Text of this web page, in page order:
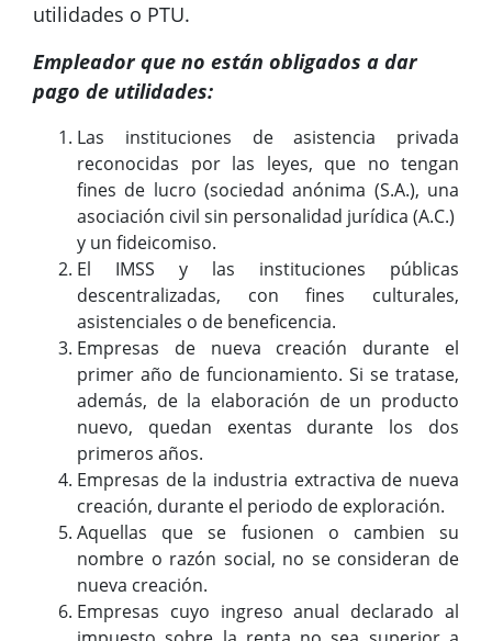
utilidades o PTU.
Empleador que no están obligados a dar
pago de utilidades:
Las instituciones de asistencia privada
reconocidas por las leyes, que no tengan
fines de lucro (sociedad anónima (S.A.), una
asociación civil sin personalidad jurídica (A.C.)
y un fideicomiso.
El IMSS y las instituciones públicas
descentralizadas, con fines culturales,
asistenciales o de beneficencia.
Empresas de nueva creación durante el
primer año de funcionamiento. Si se tratase,
además, de la elaboración de un producto
nuevo, quedan exentas durante los dos
primeros años.
Empresas de la industria extractiva de nueva
creación, durante el periodo de exploración.
Aquellas que se fusionen o cambien su
nombre o razón social, no se consideran de
nueva creación.
Empresas cuyo ingreso anual declarado al